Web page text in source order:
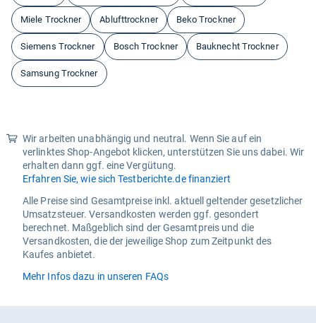
Miele Trockner Ablufttrockner Beko Trockner
Siemens Trockner Bosch Trockner Bauknecht Trockner
Samsung Trockner
Wir arbeiten unabhängig und neutral. Wenn Sie auf ein
verlinktes Shop-Angebot klicken, unterstützen Sie uns dabei. Wir
erhalten dann ggf. eine Vergütung.
Erfahren Sie, wie sich Testberichte.de finanziert
Alle Preise sind Gesamtpreise inkl. aktuell geltender gesetzlicher
Umsatzsteuer. Versandkosten werden ggf. gesondert
berechnet. Maßgeblich sind der Gesamtpreis und die
Versandkosten, die der jeweilige Shop zum Zeitpunkt des
Kaufes anbietet.
Mehr Infos dazu in unseren FAQs